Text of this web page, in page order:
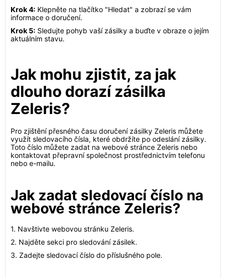
Krok 4: Klepněte na tlačítko "Hledat" a zobrazí se vám
informace o doručení.
Krok 5: Sledujte pohyb vaší zásilky a buďte v obraze o jejím
aktuálním stavu.
Jak mohu zjistit, za jak
dlouho dorazí zásilka
Zeleris?
Pro zjištění přesného času doručení zásilky Zeleris můžete
využít sledovacího čísla, které obdržíte po odeslání zásilky.
Toto číslo můžete zadat na webové stránce Zeleris nebo
kontaktovat přepravní společnost prostřednictvím telefonu
nebo e-mailu.
Jak zadat sledovací číslo na
webové stránce Zeleris?
1. Navštivte webovou stránku Zeleris.
2. Najděte sekci pro sledování zásilek.
3. Zadejte sledovací číslo do příslušného pole.